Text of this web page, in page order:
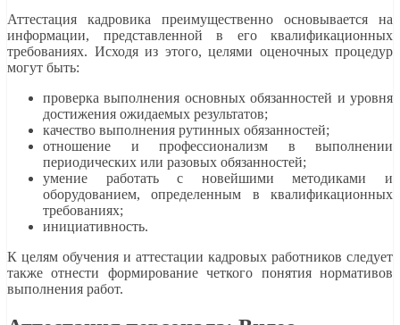
Аттестация кадровика преимущественно основывается на
информации, представленной в его квалификационных
требованиях. Исходя из этого, целями оценочных процедур
могут быть:
проверка выполнения основных обязанностей и уровня
достижения ожидаемых результатов;
качество выполнения рутинных обязанностей;
отношение и профессионализм в выполнении
периодических или разовых обязанностей;
умение работать с новейшими методиками и
оборудованием, определенным в квалификационных
требованиях;
инициативность.
К целям обучения и аттестации кадровых работников следует
также отнести формирование четкого понятия нормативов
выполнения работ.